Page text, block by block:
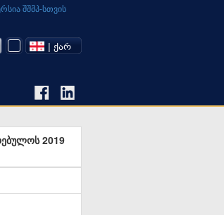
შშმპ-სთვის
| ᲥᲐᲠ
2019